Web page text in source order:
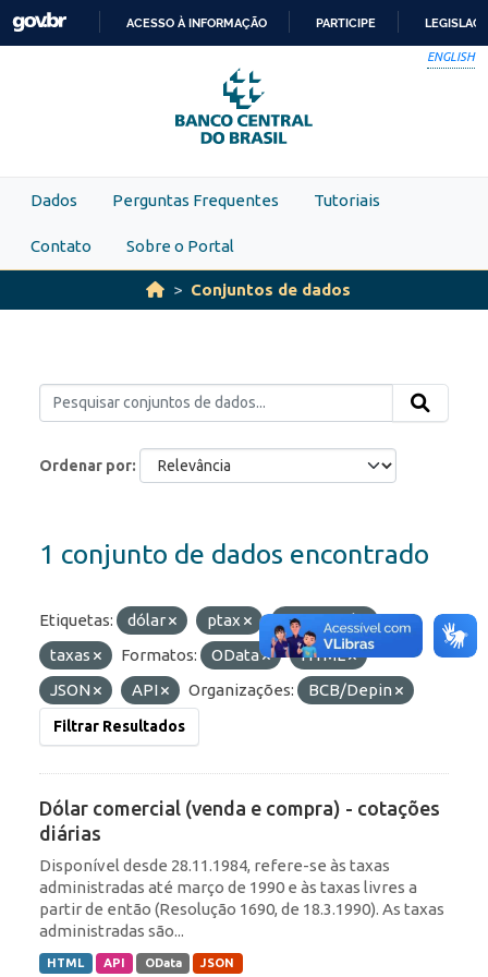
Skip to main content
PARA
O
CONTEÚDO
ACESSO À INFORMAÇÃO PARTICIPE
ENGLISH
Dados Perguntas Frequentes Tutoriais
Contato Sobre o Portal
Conjuntos de dados
Ordenar por
1 conjunto de dados encontrado
Etiquetas: dólar ptax
comercial
taxas
Formatos: OData
HTML
JSON
API Organizações: BCB/Depin
Filtrar Resultados
Dólar comercial (venda e compra) - cotações
diárias
Disponível desde 28.11.1984, refere-se às taxas
administradas até março de 1990 e às taxas livres a
partir de então (Resolução 1690, de 18.3.1990). As taxas
administradas são...
HTML API OData JSON